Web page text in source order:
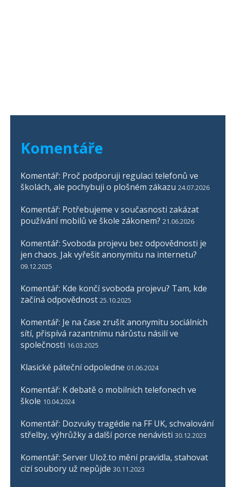
Komentáře
Komentář: Proč podporuji regulaci telefonů ve
školách, ale pochybuji o plošném zákazu 24.07.2026
Komentář: Potřebujeme v současnosti zakázat
používání mobilů ve škole zákonem? 21.06.2026
Komentář: Svoboda projevu bez odpovědnosti je
jen chaos. Jak vyřešit anonymitu na internetu?
09.12.2025
Komentář: Kde končí svoboda projevu? Tam, kde
začíná odpovědnost 25.10.2025
Komentář: Je na čase zrušit anonymitu sociálních
sítí, přispívá razantnímu nárůstu násilí ve
společnosti 16.03.2025
Klasické páteční odpoledne 01.06.2024
Komentář: K debatě o mobilních telefonech ve
škole 10.04.2024
Komentář: Dozvuky tragédie na FF UK, schvalování
střelby, výhrůžky a další porce nenávisti 30.12.2023
Komentář: Server Ulož.to mění pravidla, stahovat
cizí soubory už nepůjde 30.11.2023